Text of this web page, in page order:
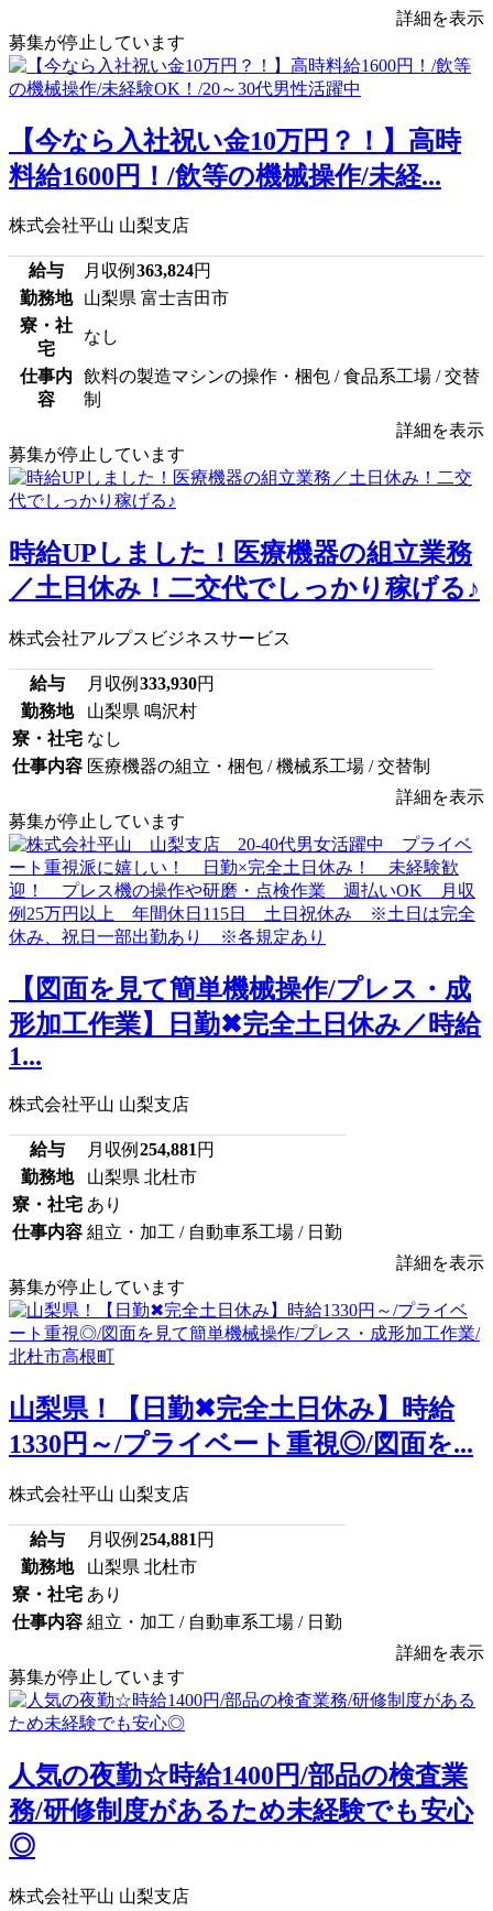
詳細を表示
募集が停止しています
【今なら入社祝い金10万円？！】高時
料給1600円！/飲等の機械操作/未経...
株式会社平山 山梨支店
給与 月収例 363,824円
勤務地
山梨県 富士吉田市
寮・社
宅
なし
仕事内
容
飲料の製造マシンの操作・梱包 / 食品系工場 / 交替
制
詳細を表示
募集が停止しています
時給UPしました！医療機器の組立業務
／土日休み！二交代でしっかり稼げる♪
株式会社アルプスビジネスサービス
給与 月収例 333,930円
勤務地
山梨県 鳴沢村
寮・社宅 なし
仕事内容 医療機器の組立・梱包 / 機械系工場 / 交替制
詳細を表示
募集が停止しています
【図面を見て簡単機械操作/プレス・成
形加工作業】日勤✖完全土日休み／時給
1...
株式会社平山 山梨支店
給与 月収例 254,881 円
勤務地
山梨県 北杜市
寮・社宅 あり
仕事内容 組立・加工 / 自動車系工場 / 日勤
詳細を表示
募集が停止しています
山梨県！【日勤✖完全土日休み】時給
1330円～/プライベート重視◎/図面を...
株式会社平山 山梨支店
給与 月収例 254,881 円
勤務地
山梨県 北杜市
寮・社宅 あり
仕事内容 組立・加工 / 自動車系工場 / 日勤
詳細を表示
募集が停止しています
人気の夜勤☆時給1400円/部品の検査業
務/研修制度があるため未経験でも安心
◎
株式会社平山 山梨支店